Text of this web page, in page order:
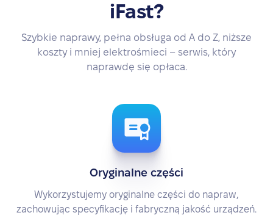
iFast?
Szybkie naprawy, pełna obsługa od A do Z, niższe
koszty i mniej elektrośmieci – serwis, który
naprawdę się opłaca.
Oryginalne części
Wykorzystujemy oryginalne części do napraw,
zachowując specyfikację i fabryczną jakość urządzeń.